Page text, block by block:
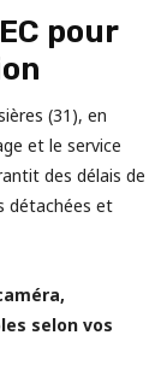
pour
(31), en
et le service
des délais de
détachées et
selon vos